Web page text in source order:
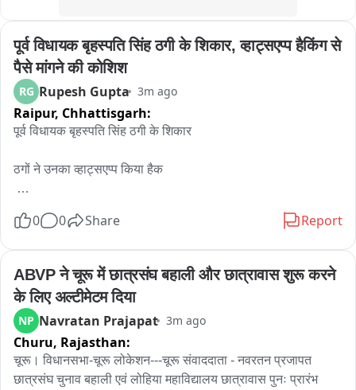
पूर्व विधायक बृहस्पति सिंह ठगी के शिकार, व्हाट्सएप्प हैकिंग से
पैसे मांगने की कोशिश
RG Rupesh Gupta 3m ago
Raipur, Chhattisgarh:
पूर्व विधायक बृहस्पति सिंह ठगी के शिकार
ठगों ने उनका व्हाट्सएप्प किया हैक
व्हाट्सपर पर मांग रहे हैं पैसे
कई लोगों ने ठग को किए पैसे ट्रांसफर
बृहस्पति सिंह ने की शिकायत
0 0 Share Report
ABVP ने चूरू में छात्रसंघ बहाली और छात्रावास शुरू करने
के लिए अल्टीमेटम दिया
NP Navratan Prajapat 3m ago
Churu, Rajasthan:
चूरू। विधानसभा-चूरू लोकेशन---चूरू संवाददाता - नवरतन प्रजापत
छात्रसंघ चुनाव बहाली एवं लोहिया महाविद्यालय छात्रावास पुनः प्रारंभ